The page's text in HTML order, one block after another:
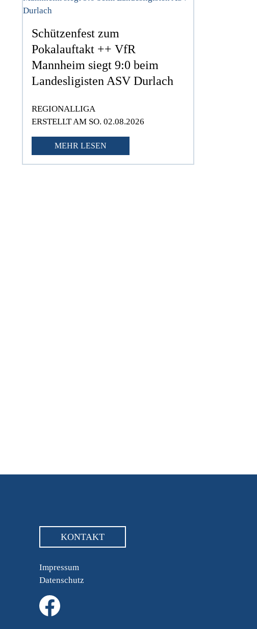
Schützenfest zum
Pokalauftakt ++ VfR
Mannheim siegt 9:0 beim
Landesligisten ASV Durlach
REGIONALLIGA
ERSTELLT AM SO. 02.08.2026
MEHR LESEN
KONTAKT
Impressum
Datenschutz